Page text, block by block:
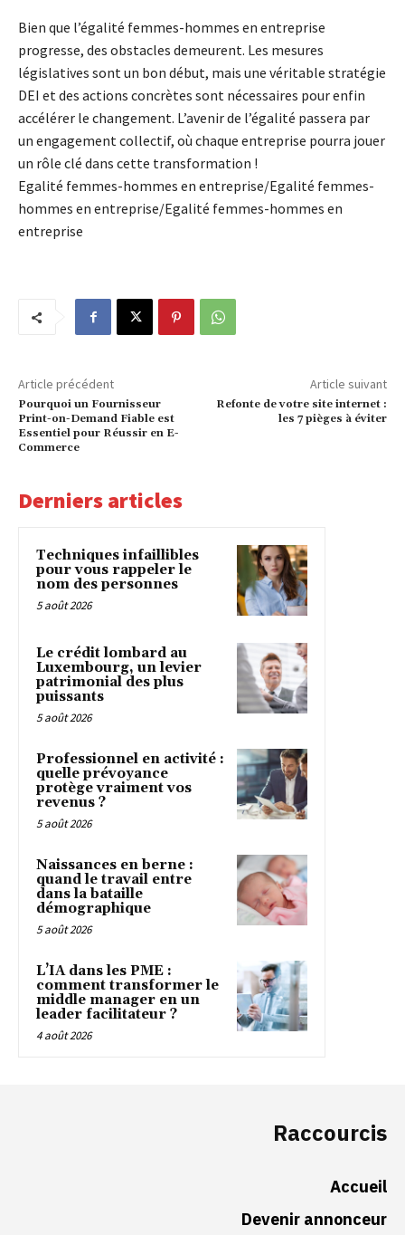
Bien que l’égalité femmes-hommes en entreprise
progresse, des obstacles demeurent. Les mesures
législatives sont un bon début, mais une véritable stratégie
DEI et des actions concrètes sont nécessaires pour enfin
accélérer le changement. L’avenir de l’égalité passera par
un engagement collectif, où chaque entreprise pourra jouer
un rôle clé dans cette transformation !
Egalité femmes-hommes en entreprise/Egalité femmes-
hommes en entreprise/Egalité femmes-hommes en
entreprise
Article précédent
Pourquoi un Fournisseur
Print-on-Demand Fiable est
Essentiel pour Réussir en E-
Commerce
Article suivant
Refonte de votre site internet :
les 7 pièges à éviter
Derniers articles
Techniques infaillibles
pour vous rappeler le
nom des personnes
5 août 2026
Le crédit lombard au
Luxembourg, un levier
patrimonial des plus
puissants
5 août 2026
Professionnel en activité :
quelle prévoyance
protège vraiment vos
revenus ?
5 août 2026
Naissances en berne :
quand le travail entre
dans la bataille
démographique
5 août 2026
L’IA dans les PME :
comment transformer le
middle manager en un
leader facilitateur ?
4 août 2026
Raccourcis
Accueil
Devenir annonceur